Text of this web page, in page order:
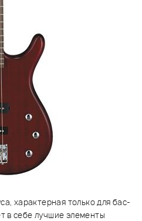
характерная только для бас-
в себе лучшие элементы